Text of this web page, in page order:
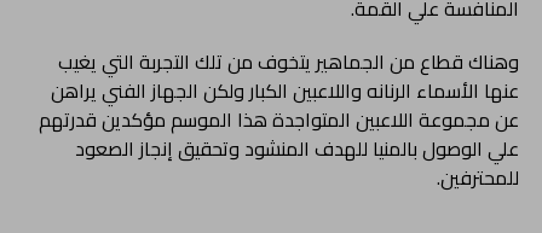
المنافسة علي القمة.
وهناك قطاع من الجماهير يتخوف من تلك التجربة التي يغيب
عنها الأسماء الرنانه واللاعبين الكبار ولكن الجهاز الفني يراهن
عن مجموعة اللاعبين المتواجدة هذا الموسم مؤكدين قدرتهم
علي الوصول بالمنيا للهدف المنشود وتحقيق إنجاز الصعود
للمحترفين.